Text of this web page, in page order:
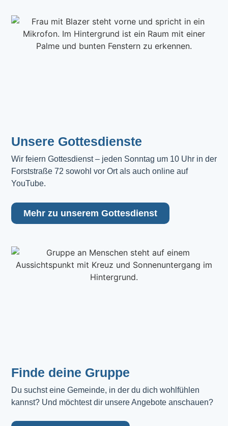
Unsere Gottesdienste
Wir feiern Gottesdienst – jeden Sonntag um 10 Uhr in der
Forststraße 72 sowohl vor Ort als auch online auf
YouTube.
Mehr zu unserem Gottesdienst
Finde deine Gruppe
Du suchst eine Gemeinde, in der du dich wohlfühlen
kannst? Und möchtest dir unsere Angebote anschauen?